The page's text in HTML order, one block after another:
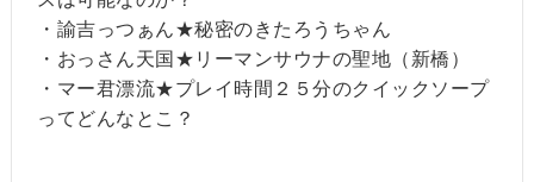
・諭吉っつぁん★秘密のきたろうちゃん
・おっさん天国★リーマンサウナの聖地（新橋）
・マー君漂流★プレイ時間２５分のクイックソープ
ってどんなとこ？